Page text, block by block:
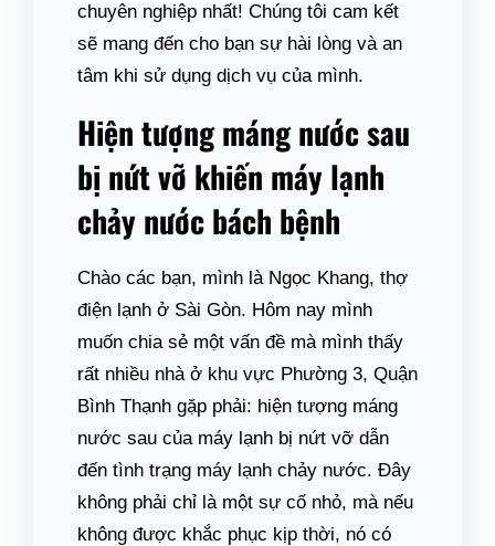
chuyên nghiệp nhất! Chúng tôi cam kết
sẽ mang đến cho bạn sự hài lòng và an
tâm khi sử dụng dịch vụ của mình.
Hiện tượng máng nước sau
bị nứt vỡ khiến máy lạnh
chảy nước bách bệnh
Chào các bạn, mình là Ngọc Khang, thợ
điện lạnh ở Sài Gòn. Hôm nay mình
muốn chia sẻ một vấn đề mà mình thấy
rất nhiều nhà ở khu vực Phường 3, Quận
Bình Thạnh gặp phải: hiện tượng máng
nước sau của máy lạnh bị nứt vỡ dẫn
đến tình trạng máy lạnh chảy nước. Đây
không phải chỉ là một sự cố nhỏ, mà nếu
không được khắc phục kịp thời, nó có